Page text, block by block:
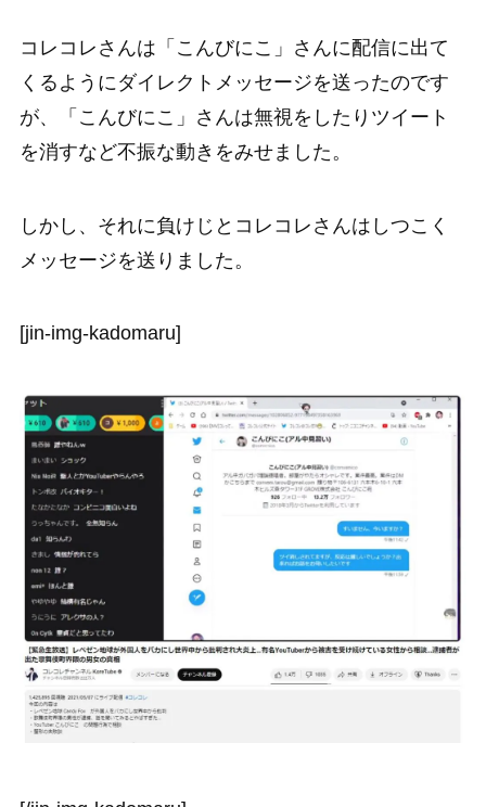
コレコレさんは「こんびにこ」さんに配信に出て
くるようにダイレクトメッセージを送ったのです
が、「こんびにこ」さんは無視をしたりツイート
を消すなど不振な動きをみせました。
しかし、それに負けじとコレコレさんはしつこく
メッセージを送りました。
[jin-img-kadomaru]